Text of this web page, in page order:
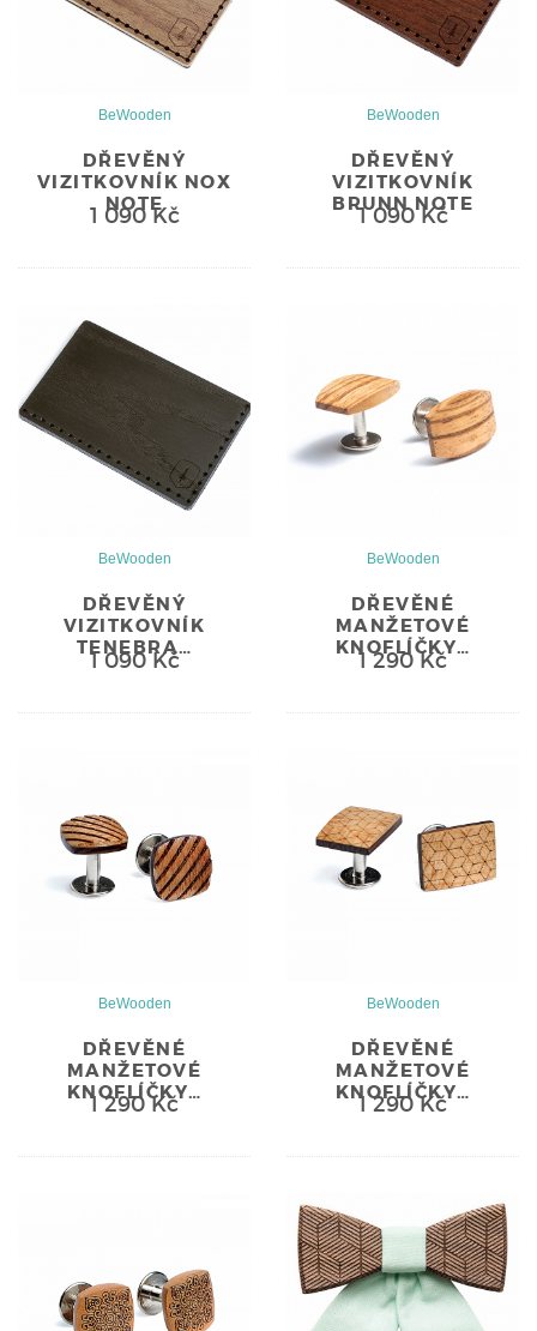
BeWooden
DŘEVĚNÝ
VIZITKOVNÍK NOX
NOTE
1 090 Kč
BeWooden
DŘEVĚNÝ
VIZITKOVNÍK
BRUNN NOTE
1 090 Kč
BeWooden
DŘEVĚNÝ
VIZITKOVNÍK
TENEBRA…
1 090 Kč
BeWooden
DŘEVĚNÉ
MANŽETOVÉ
KNOFLÍČKY…
1 290 Kč
BeWooden
DŘEVĚNÉ
MANŽETOVÉ
KNOFLÍČKY…
1 290 Kč
BeWooden
DŘEVĚNÉ
MANŽETOVÉ
KNOFLÍČKY…
1 290 Kč